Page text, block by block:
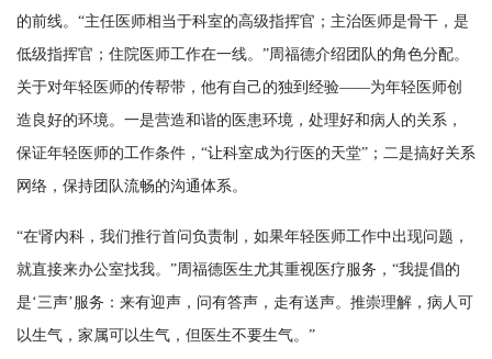
的前线。“主任医师相当于科室的高级指挥官；主治医师是骨干，是
低级指挥官；住院医师工作在一线。”周福德介绍团队的角色分配。
关于对年轻医师的传帮带，他有自己的独到经验——为年轻医师创
造良好的环境。一是营造和谐的医患环境，处理好和病人的关系，
保证年轻医师的工作条件，“让科室成为行医的天堂”；二是搞好关系
网络，保持团队流畅的沟通体系。
“在肾内科，我们推行首问负责制，如果年轻医师工作中出现问题，
就直接来办公室找我。”周福德医生尤其重视医疗服务，“我提倡的
是‘三声’服务：来有迎声，问有答声，走有送声。推崇理解，病人可
以生气，家属可以生气，但医生不要生气。”